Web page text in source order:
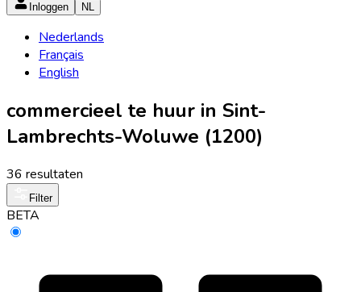
Inloggen NL
Nederlands
Français
English
commercieel te huur in Sint-
Lambrechts-Woluwe (1200)
36 resultaten
Filter
BETA